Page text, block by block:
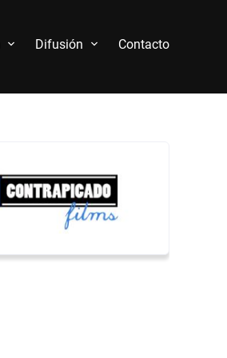
Difusión Contacto